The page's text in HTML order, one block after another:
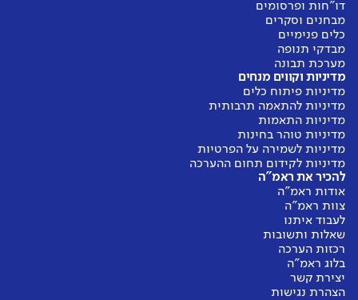
דו"חות ופרסומים
מבחנים וסקרים
כלים פנימיים
מבדקי תנופה
מערכת תבונה
מדיניות וקווים מנחים
מדיניות פיתוח כלים
מדיניות להתאמה תרבותית
מדיניות התאמות
מדיניות טוהר בחינות
מדיניות לשמירה על הפרטיות
מדיניות לקידום תחום ההערכה
להכיר את ראמ"ה
אודות ראמ"ה
צוות ראמ"ה
לעבוד איתנו
שאלות ותשובות
רכזות הערכה
בלוג ראמ"ה
יצירת קשר
הצהרת נגישות